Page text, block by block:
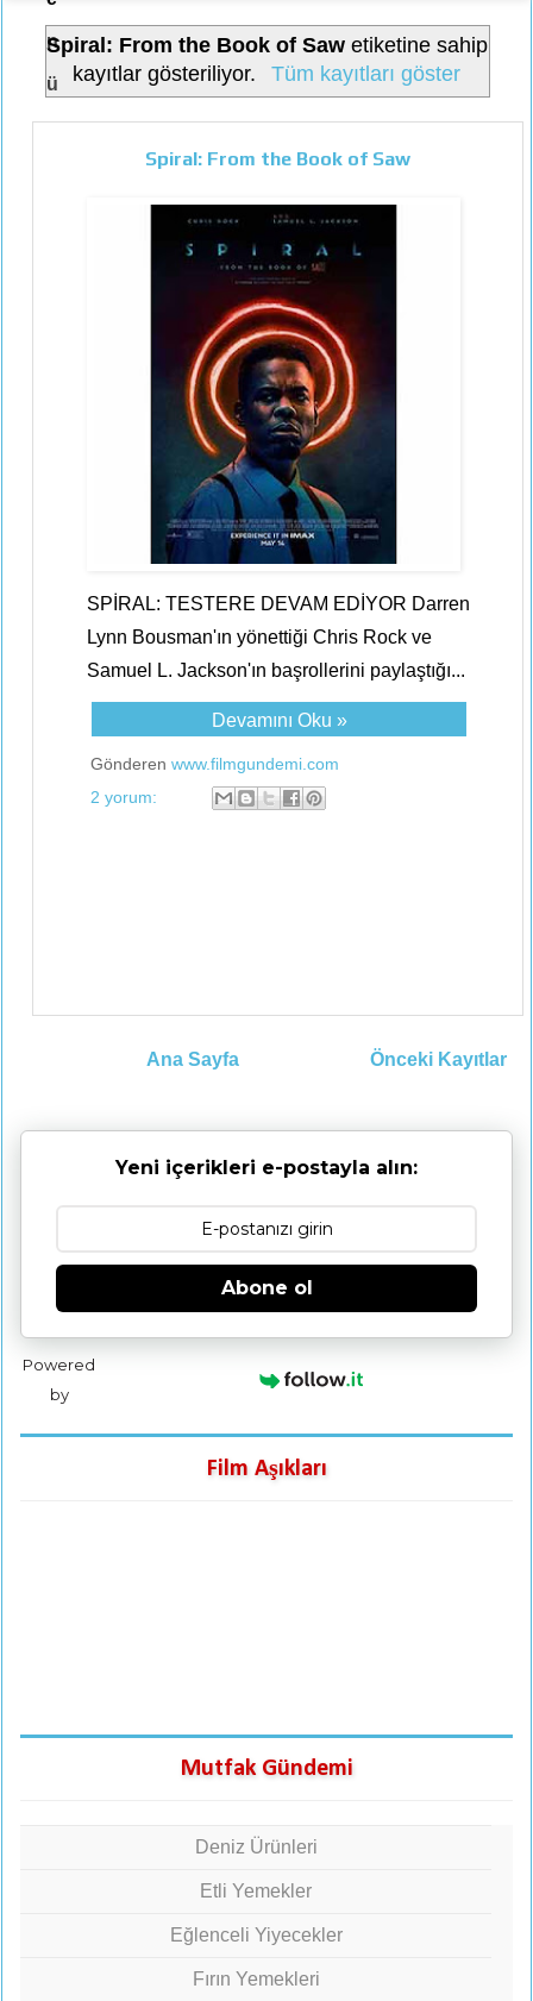
n
ü
Spiral: From the Book of Sawetiketine sahip
kayıtlar gösteriliyor.
Tüm kayıtları göster
Spiral: From the Book of Saw
SPİRAL: TESTERE DEVAM EDİYOR Darren
Lynn Bousman'ın yönettiği Chris Rock ve
Samuel L. Jackson'ın başrollerini paylaştığı...
Devamını Oku »
Gönderen www.filmgundemi.com
2 yorum:
Önceki Kayıtlar
Ana Sayfa
Yeni içerikleri e-postayla alın:
Abone ol
Powered
by
Film Aşıkları
Mutfak Gündemi
Deniz Ürünleri
Etli Yemekler
Eğlenceli Yiyecekler
Fırın Yemekleri